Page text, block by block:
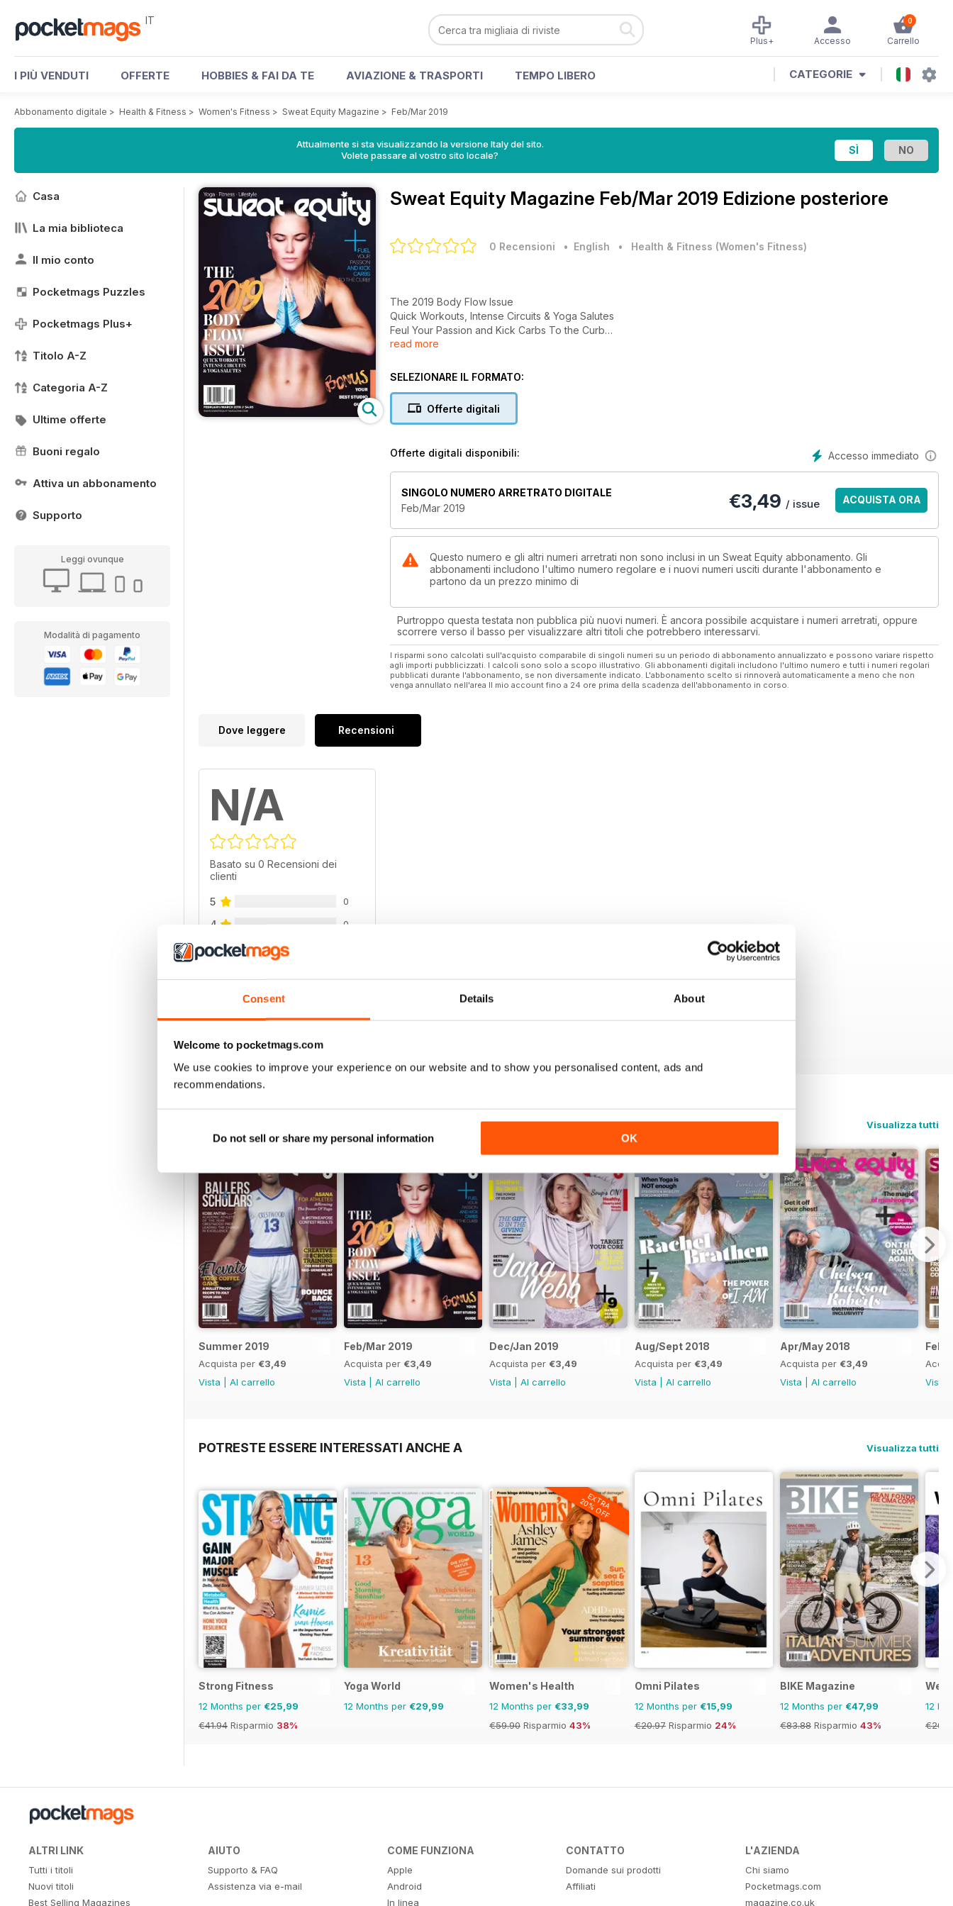
Consent Details About
Welcome to pocketmags.com
We use cookies to improve your experience on our website and to show you personalised content, ads and
recommendations.
Do not sell or share my personal information OK
IT 0
Carrello
Accesso
Plus+
I PIÙ VENDUTI OFFERTE HOBBIES & FAI DA TE AVIAZIONE & TRASPORTI TEMPO LIBERO CATEGORIE
Abbonamento digitale > Health & Fitness > Women's Fitness > Sweat Equity Magazine > Feb/Mar 2019
Attualmente si sta visualizzando la versione Italy del sito.
Volete passare al vostro sito locale?
Casa
La mia biblioteca
Il mio conto
Pocketmags Puzzles
Pocketmags Plus+
Titolo A-Z
Categoria A-Z
Ultime offerte
Buoni regalo
Attiva un abbonamento
Supporto
Leggi ovunque
Modalità di pagamento
Sweat Equity Magazine Feb/Mar 2019 Edizione posteriore
0 Recensioni • English • Health & Fitness (Women's Fitness)
The 2019 Body Flow Issue
Quick Workouts, Intense Circuits & Yoga Salutes
Feul Your Passion and Kick Carbs To the Curb
Your Best Studio Guide
read more
SELEZIONARE IL FORMATO:
Offerte digitali
Accesso immediato
Offerte digitali disponibili:
SINGOLO NUMERO ARRETRATO DIGITALE
Feb/Mar 2019
€3,49 / issue ACQUISTA ORA
Questo numero e gli altri numeri arretrati non sono inclusi in un Sweat Equity abbonamento. Gli
abbonamenti includono l'ultimo numero regolare e i nuovi numeri usciti durante l'abbonamento e
partono da un prezzo minimo di
Purtroppo questa testata non pubblica più nuovi numeri. È ancora possibile acquistare i numeri arretrati, oppure
scorrere verso il basso per visualizzare altri titoli che potrebbero interessarvi.
I risparmi sono calcolati sull'acquisto comparabile di singoli numeri su un periodo di abbonamento annualizzato e possono variare rispetto
agli importi pubblicizzati. I calcoli sono solo a scopo illustrativo. Gli abbonamenti digitali includono l'ultimo numero e tutti i numeri regolari
pubblicati durante l'abbonamento, se non diversamente indicato. L'abbonamento scelto si rinnoverà automaticamente a meno che non
venga annullato nell'area Il mio account fino a 24 ore prima della scadenza dell'abbonamento in corso.
Dove leggere Recensioni
N/A
Basato su 0 Recensioni dei
clienti
5 0
4 0
3
VISUALIZZA LE RECENSIONI
Visualizza tutti
Summer 2019
Acquista per €3,49
Vista
Al carrello
Feb/Mar 2019
Acquista per €3,49
Vista
Al carrello
Dec/Jan 2019
Acquista per €3,49
Vista
Al carrello
Aug/Sept 2018
Acquista per €3,49
Vista
Al carrello
Apr/May 2018
Acquista per €3,49
Vista
Al carrello
Feb/
Vista
POTRESTE ESSERE INTERESSATI ANCHE A Visualizza tutti
Strong Fitness
12 Months per €25,99
€41.94 Risparmio 38%
Yoga World
12 Months per €29,99
EXTRA
20% OFF
Women's Health
12 Months per €33,99
€59.90 Risparmio 43%
Omni Pilates
12 Months per €15,99
€20.97 Risparmio 24%
BIKE Magazine
12 Months per €47,99
€83.88 Risparmio 43%
12
ALTRI LINK
Tutti i titoli
Nuovi titoli
Best Selling Magazines
AIUTO
Supporto & FAQ
Assistenza via e-mail
COME FUNZIONA
Apple
Android
In linea
CONTATTO
Domande sui prodotti
Affiliati
L'AZIENDA
Chi siamo
Pocketmags.com
magazine.co.uk